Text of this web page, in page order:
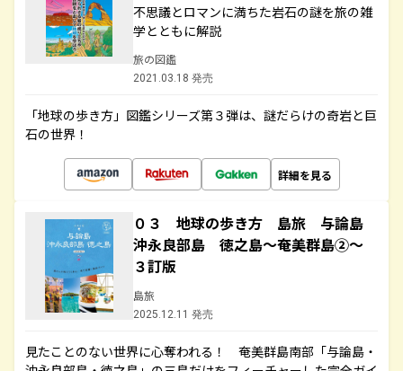
不思議とロマンに満ちた岩石の謎を旅の雑
学とともに解説
旅の図鑑
2021.03.18 発売
「地球の歩き方」図鑑シリーズ第３弾は、謎だらけの奇岩と巨
石の世界！
詳細を見る
０３ 地球の歩き方 島旅 与論島
沖永良部島 徳之島～奄美群島②～
３訂版
島旅
2025.12.11 発売
見たことのない世界に心奪われる！ 奄美群島南部「与論島・